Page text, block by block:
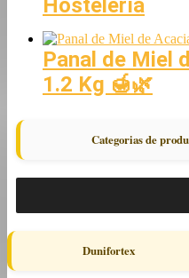
Hostelería
Panal de Miel
1.2 Kg 🍯🌿
Categorias de
Dunifortex